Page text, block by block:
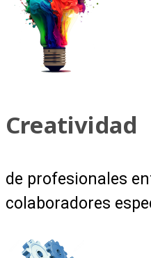
Creatividad
de profesionales
colaboradores